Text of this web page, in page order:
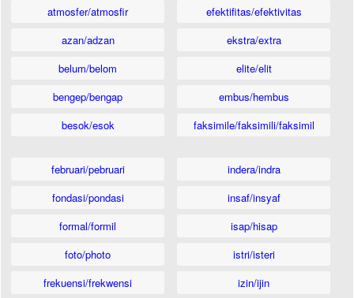
atmosfer/atmosfir
azan/adzan
belum/belom
bengep/bengap
besok/esok
efektifitas/efektivitas
ekstra/extra
elite/elit
embus/hembus
faksimile/faksimili/faksimil
februari/pebruari
fondasi/pondasi
formal/formil
foto/photo
frekuensi/frekwensi
indera/indra
insaf/insyaf
isap/hisap
istri/isteri
izin/ijin